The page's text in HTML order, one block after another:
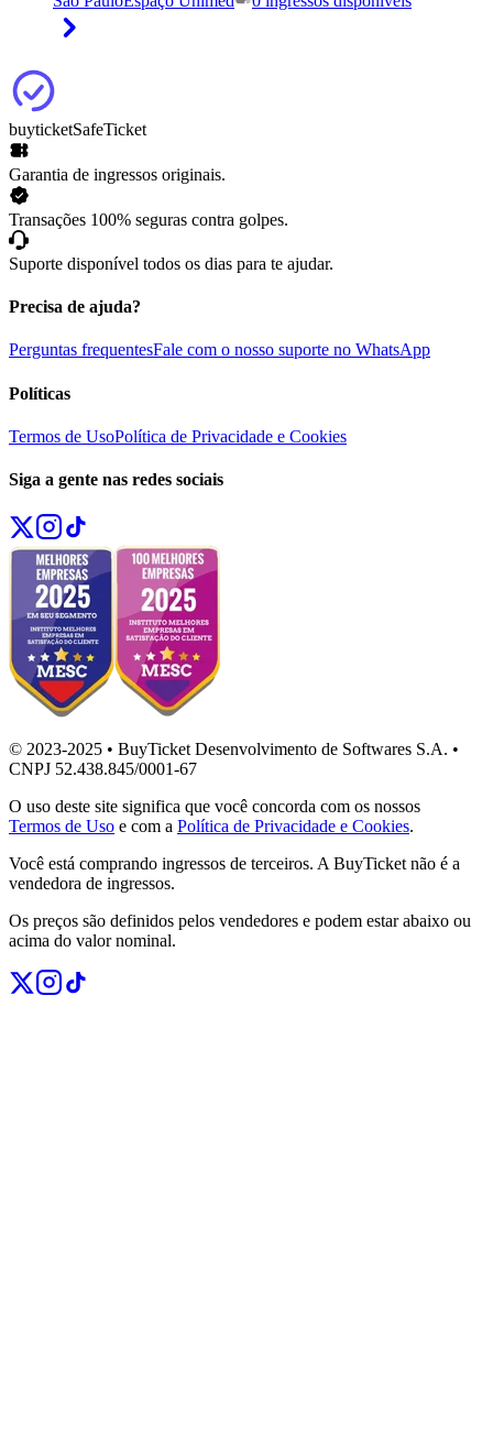
buyticketSafeTicket
Garantia de ingressos originais.
Transações 100% seguras contra golpes.
Suporte disponível todos os dias para te ajudar.
Precisa de ajuda?
Perguntas frequentesFale com o nosso suporte no WhatsApp
Políticas
Termos de UsoPolítica de Privacidade e Cookies
Siga a gente nas redes sociais
© 2023-2025 • BuyTicket Desenvolvimento de Softwares S.A. •
CNPJ 52.438.845/0001-67
O uso deste site significa que você concorda com os nossos
Termos de Uso e com a Política de Privacidade e Cookies.
Você está comprando ingressos de terceiros. A BuyTicket não é a
vendedora de ingressos.
Os preços são definidos pelos vendedores e podem estar abaixo ou
acima do valor nominal.